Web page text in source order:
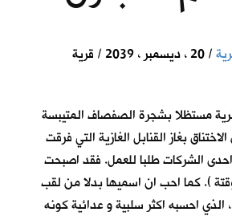
/ 20 ، ديسمبر ، 2039 / قرية
مستظلا بشجرة الصفصاف المتيبسة
بغاز القنابل الغازية التي فرقت
الشركات طلبا للعمل. فقد اصبحت
). كما احب ان اسميها بدلا من لقب
احسبه اكثر سلبية و عدائية كونه